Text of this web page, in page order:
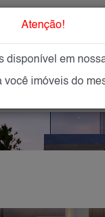
Atenção!
disponível em
você imóveis do